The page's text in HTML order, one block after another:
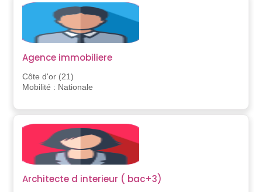
Agence immobiliere
Côte d'or (21)
Mobilité : Nationale
Architecte d interieur ( bac+3)